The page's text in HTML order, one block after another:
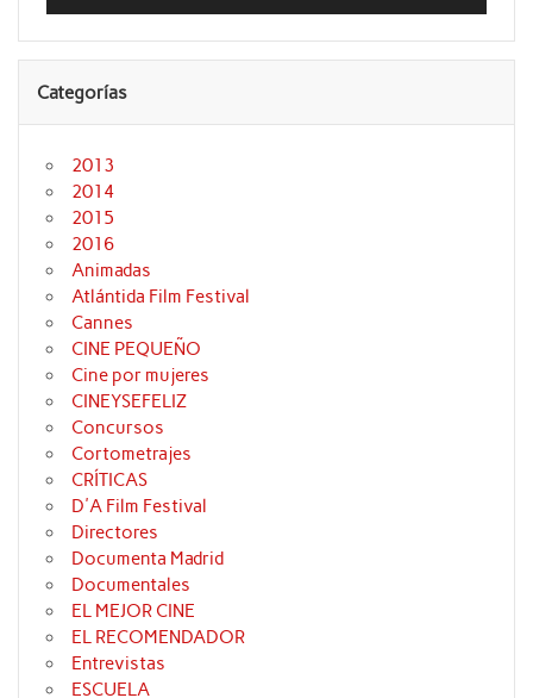
Categorías
2013
2014
2015
2016
Animadas
Atlántida Film Festival
Cannes
CINE PEQUEÑO
Cine por mujeres
CINEYSEFELIZ
Concursos
Cortometrajes
CRÍTICAS
D'A Film Festival
Directores
Documenta Madrid
Documentales
EL MEJOR CINE
EL RECOMENDADOR
Entrevistas
ESCUELA